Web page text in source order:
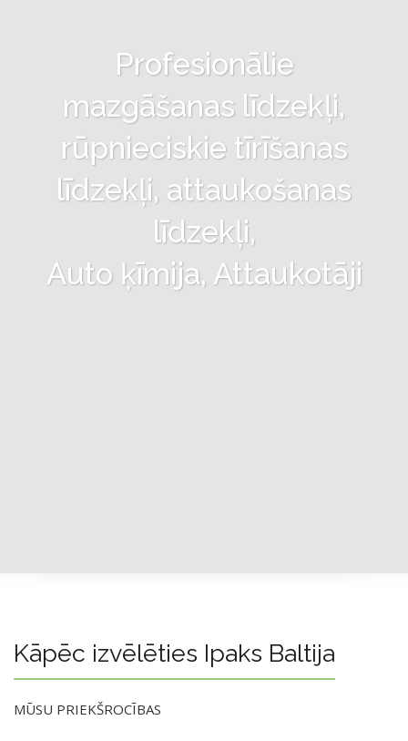
Profesionālie
mazgāšanas līdzekļi,
rūpnieciskie tīrīšanas
līdzekļi, attaukošanas
līdzekļi,
Auto ķīmija, Attaukotāji
Kāpēc izvēlēties Ipaks Baltija
MŪSU PRIEKŠROCĪBAS